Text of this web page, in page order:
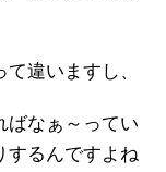
違いますし、
ばなぁ～ってい
するんですよね